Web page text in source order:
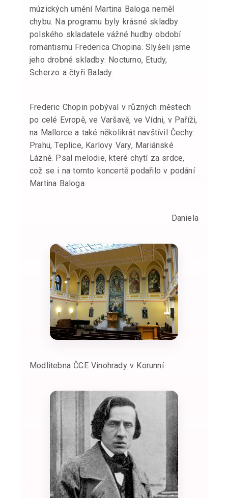
múzických umění Martina Baloga neměl
chybu. Na programu byly krásné skladby
polského skladatele vážné hudby období
romantismu Frederica Chopina. Slyšeli jsme
jeho drobné skladby: Nocturno, Etudy,
Scherzo a čtyři Balady.
Frederic Chopin pobýval v různých městech
po celé Evropě, ve Varšavě, ve Vídni, v Paříži,
na Mallorce a také několikrát navštívil Čechy:
Prahu, Teplice, Karlovy Vary, Mariánské
Lázně. Psal melodie, které chytí za srdce,
což se i na tomto koncertě podařilo v podání
Martina Baloga.
Daniela
Modlitebna ČCE Vinohrady v Korunní